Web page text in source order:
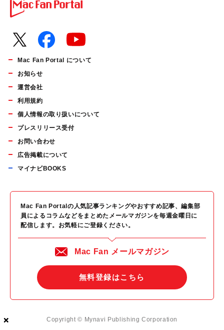
×
×
×
Mac Fan Portal について
お知らせ
運営会社
利用規約
個人情報の取り扱いについて
プレスリリース受付
お問い合わせ
広告掲載について
マイナビBOOKS
Mac Fan Portalの人気記事ランキングやおすすめ記事、編集部
員によるコラムなどをまとめたメールマガジンを毎週金曜日に
配信します。お気軽にご登録ください。
Mac Fan メールマガジン
無料登録はこちら
Copyright © Mynavi Publishing Corporation